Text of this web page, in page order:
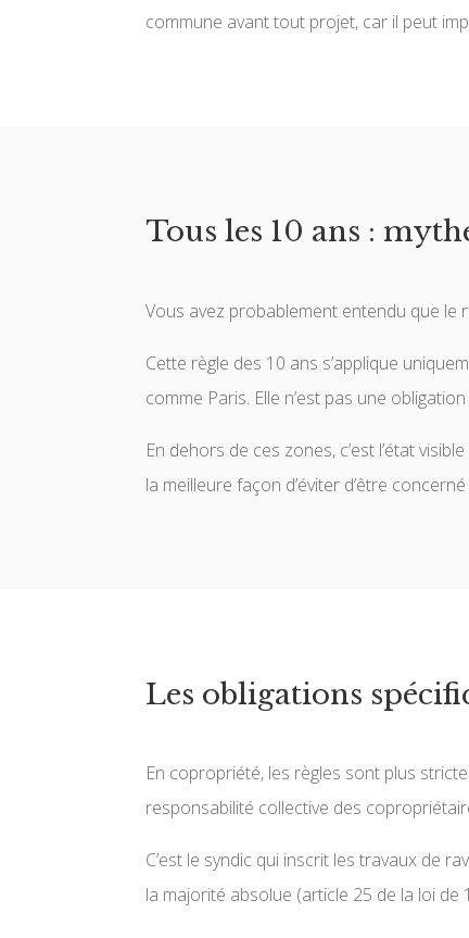
commune avant tout projet, car il peut
Tous les 10 ans :
Vous avez probablement entendu que le
Cette règle des 10 ans s’applique
comme Paris. Elle n’est pas une
En dehors de ces zones, c’est l’état
la meilleure façon d’éviter d’être
Les obligations
En copropriété, les règles sont plus
responsabilité collective des
C’est le syndic qui inscrit les travaux de
la majorité absolue (article 25 de la loi de